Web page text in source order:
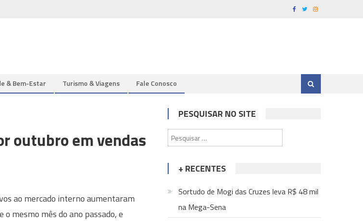
& Bem-Estar Turismo & Viagens Fale Conosco
outubro em vendas
ao mercado interno aumentaram
o mesmo mês do ano passado, e
PESQUISAR NO SITE
por:
+ RECENTES
Sortudo de Mogi das Cruzes leva R$ 48 mil
na Mega-Sena